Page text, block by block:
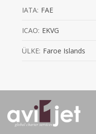
IATA: FAE
ICAO: EKVG
ÜLKE: Faroe Islands